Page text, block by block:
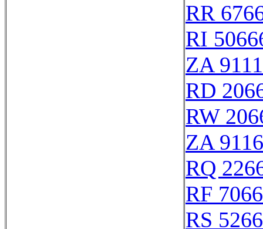
RR
RI
ZA
RD
RW
ZA
RQ
RF
RS